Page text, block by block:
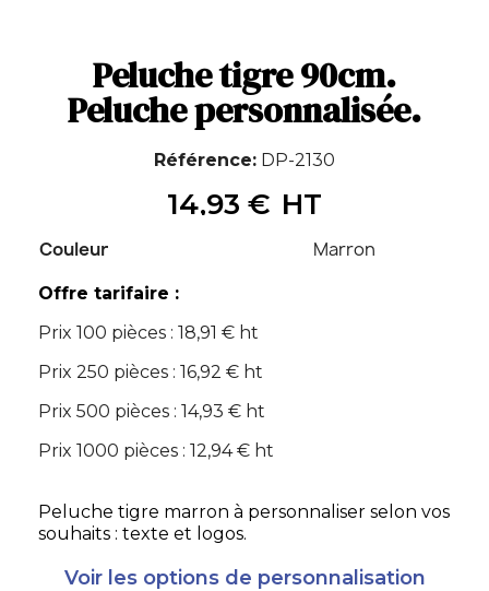
Peluche tigre 90cm.
Peluche personnalisée.
Référence DP-2130
14,93 € HT
Couleur Marron
Offre tarifaire :
Prix 100 pièces : 18,91 € ht
Prix 250 pièces : 16,92 € ht
Prix 500 pièces : 14,93 € ht
Prix 1000 pièces : 12,94 € ht
Peluche tigre marron à personnaliser selon vos
souhaits : texte et logos.
Voir les options de personnalisation